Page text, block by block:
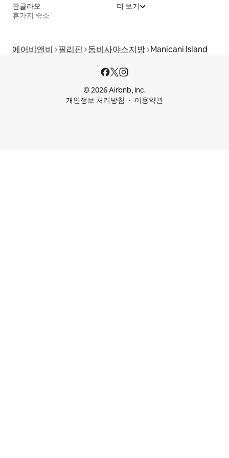
판글라오
휴가지 숙소
더 보기
에어비앤비 필리핀 동비사야스지방 Manicani Island
© 2026 Airbnb, Inc.
개인정보 처리방침
이용약관